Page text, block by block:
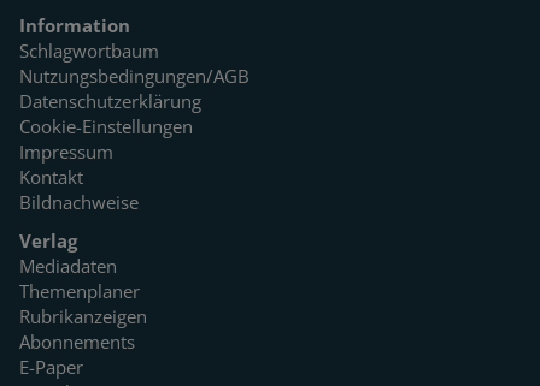
Information
Schlagwortbaum
Nutzungsbedingungen/AGB
Datenschutzerklärung
Cookie-Einstellungen
Impressum
Kontakt
Bildnachweise
Verlag
Mediadaten
Themenplaner
Rubrikanzeigen
Abonnements
E-Paper